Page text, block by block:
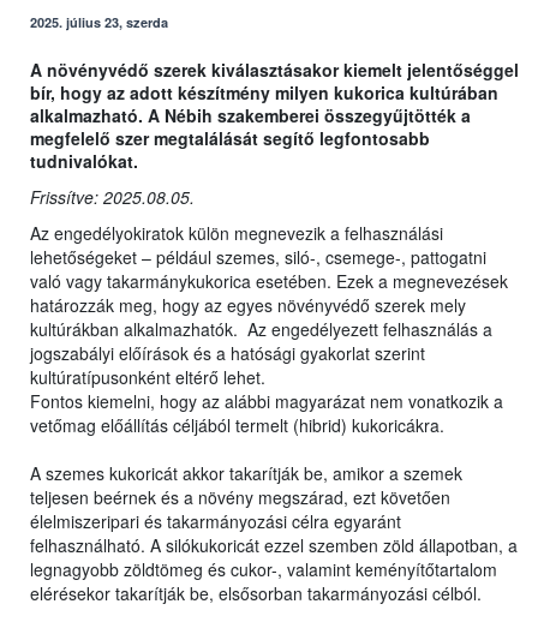
2025. július 23, szerda
A növényvédő szerek kiválasztásakor kiemelt jelentőséggel
bír, hogy az adott készítmény milyen kukorica kultúrában
alkalmazható. A Nébih szakemberei összegyűjtötték a
megfelelő szer megtalálását segítő legfontosabb
tudnivalókat.
Frissítve: 2025.08.05.
Az engedélyokiratok külön megnevezik a felhasználási
lehetőségeket – például szemes, siló-, csemege-, pattogatni
való vagy takarmánykukorica esetében. Ezek a megnevezések
határozzák meg, hogy az egyes növényvédő szerek mely
kultúrákban alkalmazhatók. Az engedélyezett felhasználás a
jogszabályi előírások és a hatósági gyakorlat szerint
kultúratípusonként eltérő lehet.
Fontos kiemelni, hogy az alábbi magyarázat nem vonatkozik a
vetőmag előállítás céljából termelt (hibrid) kukoricákra.
A szemes kukoricát akkor takarítják be, amikor a szemek
teljesen beérnek és a növény megszárad, ezt követően
élelmiszeripari és takarmányozási célra egyaránt
felhasználható. A silókukoricát ezzel szemben zöld állapotban, a
legnagyobb zöldtömeg és cukor-, valamint keményítőtartalom
elérésekor takarítják be, elsősorban takarmányozási célból.